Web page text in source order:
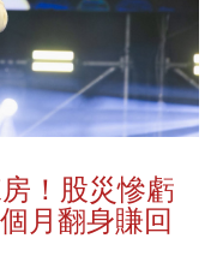
！股災慘虧
個月翻身賺回